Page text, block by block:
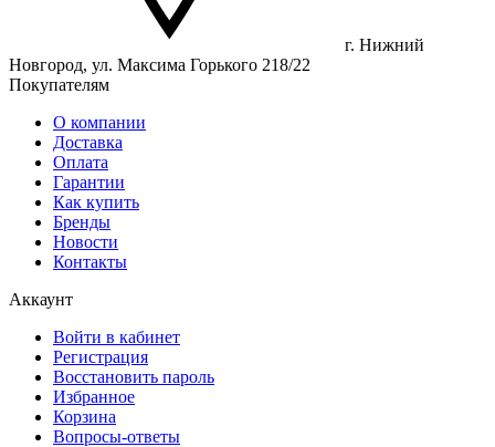
г. Нижний
Новгород, ул. Максима Горького 218/22
Покупателям
О компании
Доставка
Оплата
Гарантии
Как купить
Бренды
Новости
Контакты
Аккаунт
Войти в кабинет
Регистрация
Восстановить пароль
Избранное
Корзина
Вопросы-ответы